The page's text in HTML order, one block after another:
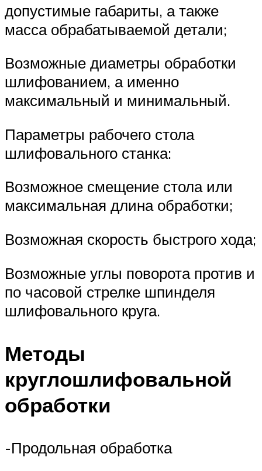
допустимые габариты, а также
масса обрабатываемой детали;
Возможные диаметры обработки
шлифованием, а именно
максимальный и минимальный.
Параметры рабочего стола
шлифовального станка:
Возможное смещение стола или
максимальная длина обработки;
Возможная скорость быстрого хода;
Возможные углы поворота против и
по часовой стрелке шпинделя
шлифовального круга.
Методы
круглошлифовальной
обработки
-Продольная обработка